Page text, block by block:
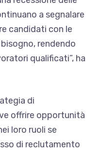
a segnalare
candidati con le
rendendo
qualificati”, ha
di
offrire opportunità
loro ruoli se
di reclutamento